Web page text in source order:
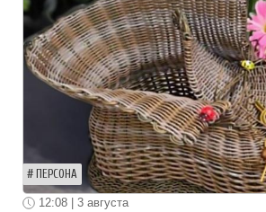
ПЕРСОНА
12:08 | 3 августа